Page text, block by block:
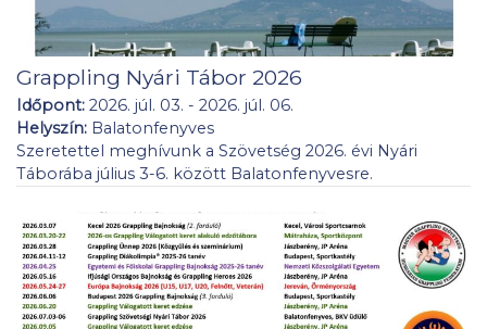
Grappling Nyári Tábor 2026
Időpont: 2026. júl. 03. - 2026. júl. 06.
Helyszín: Balatonfenyves
Szeretettel meghívunk a Szövetség 2026. évi Nyári
Táborába július 3-6. között Balatonfenyvesre.